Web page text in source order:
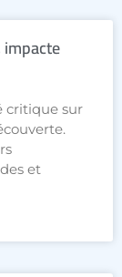
critique sur
et